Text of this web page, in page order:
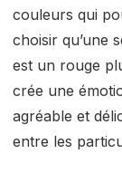
couleurs qui
choisir qu’une
est un rouge
crée une
agréable et
entre les